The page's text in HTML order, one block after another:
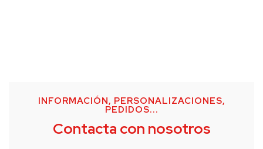
INFORMACIÓN, PERSONALIZACIONES,
PEDIDOS...
Contacta con nosotros